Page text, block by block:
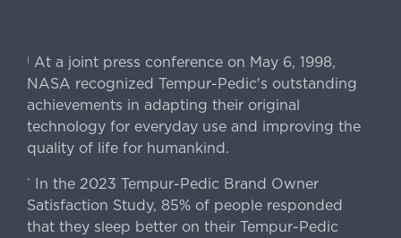
|
At a joint press conference on May 6, 1998,
NASA recognized Tempur-Pedic's outstanding
achievements in adapting their original
technology for everyday use and improving the
quality of life for humankind.
*
In the 2023 Tempur-Pedic Brand Owner
Satisfaction Study, 85% of people responded
that they sleep better on their Tempur-Pedic